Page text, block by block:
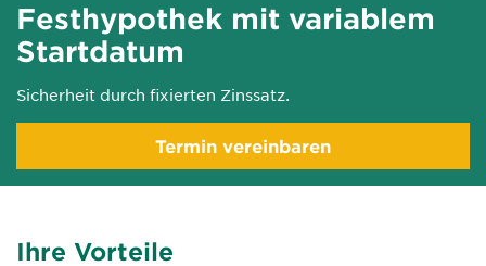
Festhypothek mit variablem
Startdatum
Sicherheit durch fixierten Zinssatz.
Termin vereinbaren
Ihre Vorteile